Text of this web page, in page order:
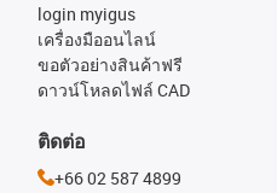
login myigus
เครื่องมืออนไลน์
ขอตัวอย่างสินค้าฟรี
ดาวน์โหลดไฟล์ CAD
ติดต่อ
+66 02 587 4899